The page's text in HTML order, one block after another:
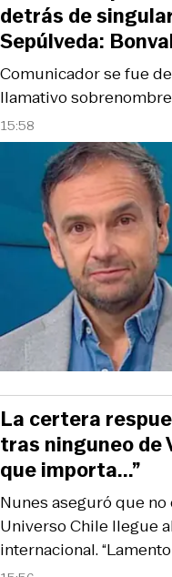
15:58
Comunicador se fue
llamativo
detrás de
Sepúlveda:
Nunes aseguró que
Universo Chile llegue
internacional.
La certera
tras ninguneo de
que importa...”